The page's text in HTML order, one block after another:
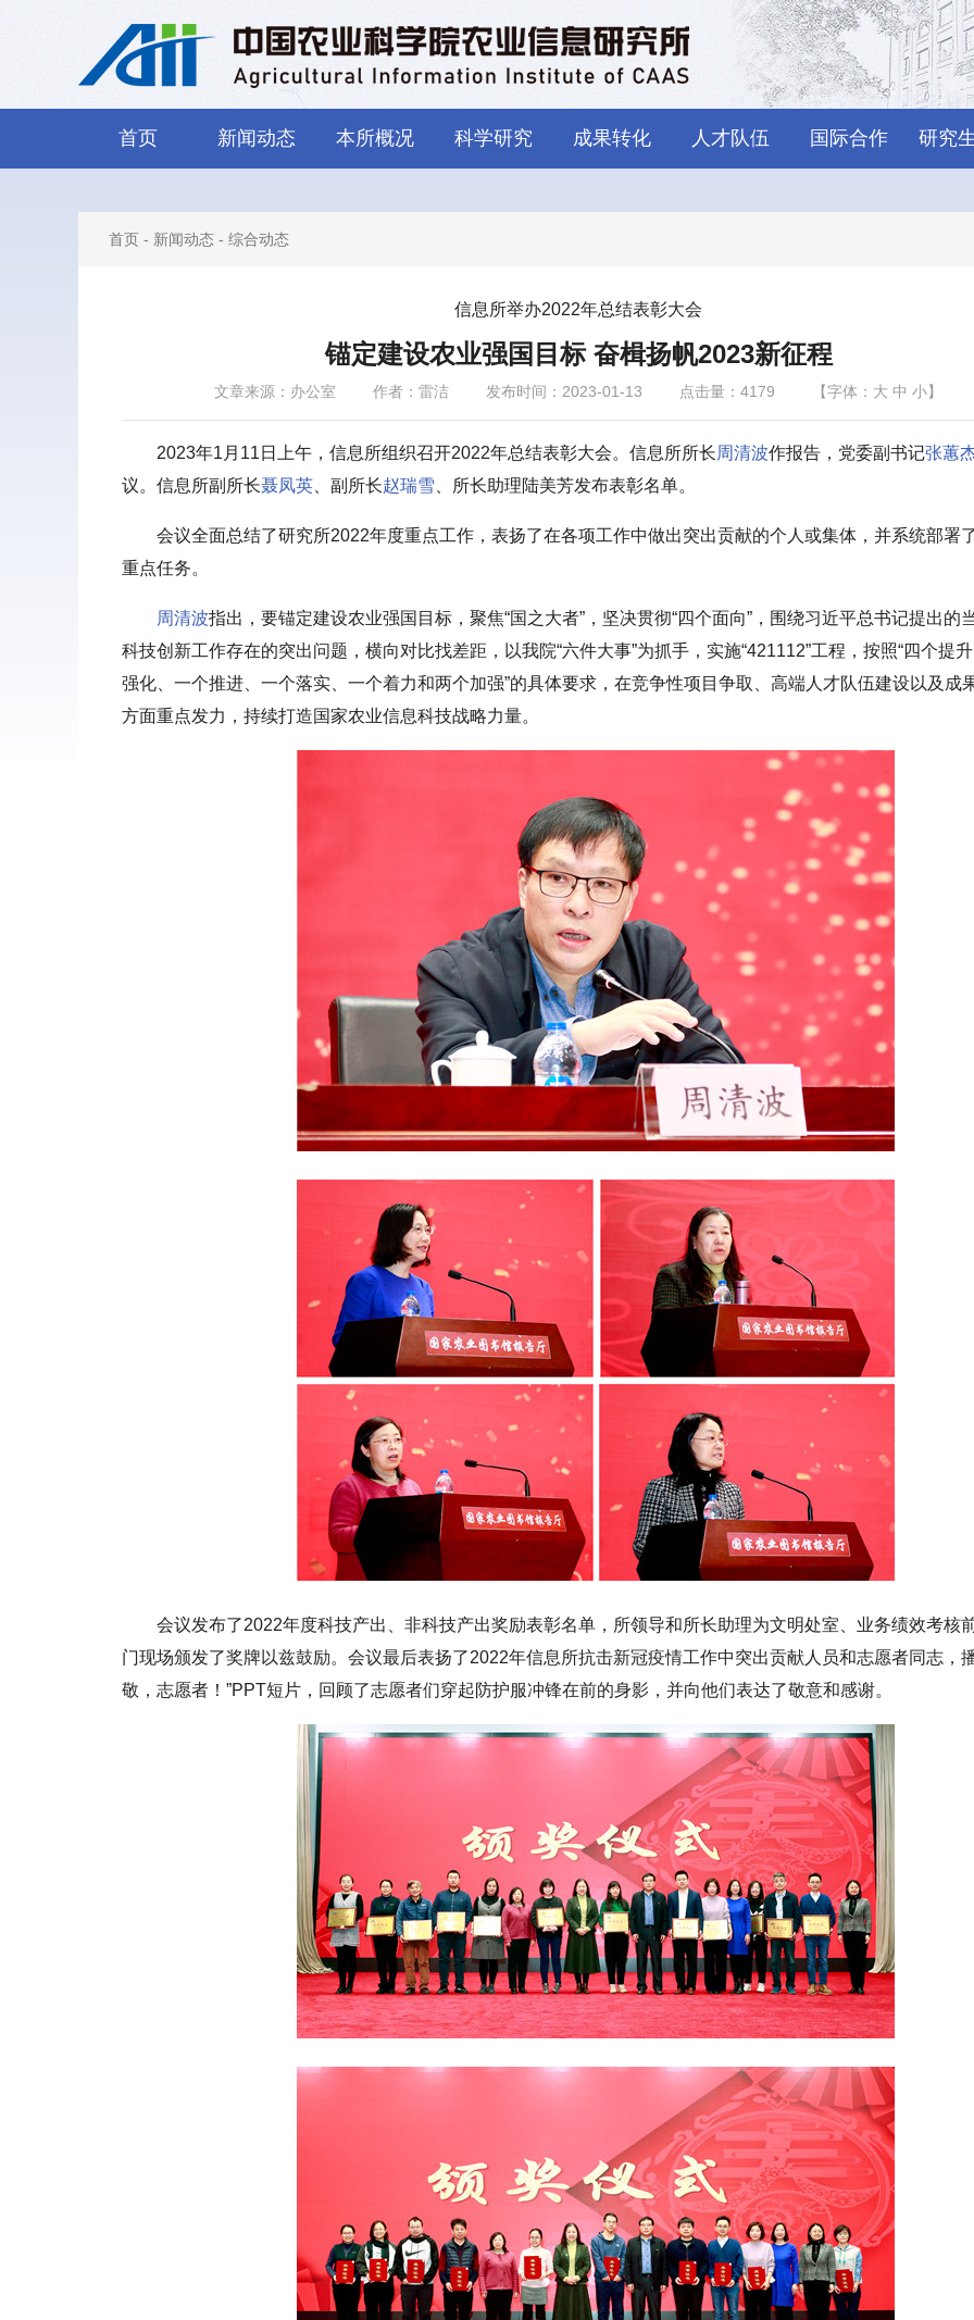
首页 新闻动态 本所概况 科学研究 成果转化 人才队伍 国际合作 研究
首页 - 新闻动态 - 综合动态
信息所举办2022年总结表彰大会
锚定建设农业强国目标 奋楫扬帆2023新征程
文章来源：办公室 作者：雷洁 发布时间：2023-01-13 点击量： 4179 【字体： 大 中 小】
2023年1月11日上午，信息所组织召开2022年总结表彰大会。信息所所长周清波作报告，党委副书记张蕙
议。信息所副所长聂凤英 、副所长赵瑞雪 、所长助理陆美芳发布表彰名单。
会议全面总结了研究所2022年度重点工作，表扬了在各项工作中做出突出贡献的个人或集体，并系统部署
重点任务。
周清波指出，要锚定建设农业强国目标，聚焦“国之大者”，坚决贯彻“四个面向”，围绕习近平总书记提出的
科技创新工作存在的突出问题，横向对比找差距，以我院“六件大事”为抓手，实施“421112”工程，按照“四个提
强化、一个推进、一个落实、一个着力和两个加强”的具体要求，在竞争性项目争取、高端人才队伍建设以及成
方面重点发力，持续打造国家农业信息科技战略力量。
会议发布了2022年度科技产出、非科技产出奖励表彰名单，所领导和所长助理为文明处室、业务绩效考核
门现场颁发了奖牌以兹鼓励。会议最后表扬了2022年信息所抗击新冠疫情工作中突出贡献人员和志愿者同志，
敬，志愿者！”PPT短片，回顾了志愿者们穿起防护服冲锋在前的身影，并向他们表达了敬意和感谢。